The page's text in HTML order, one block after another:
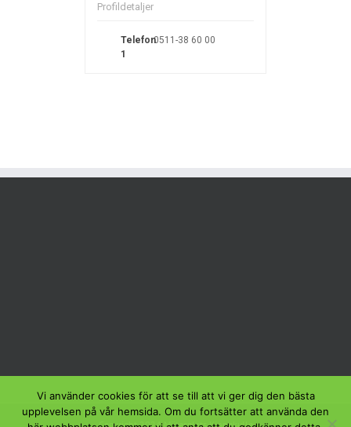
Profildetaljer
Telefon
1
0511-38 60 00
Copyright 2024 Mötesplats Kinnekulle
Vi använder cookies för att se till att vi ger dig den bästa
upplevelsen på vår hemsida. Om du fortsätter att använda den